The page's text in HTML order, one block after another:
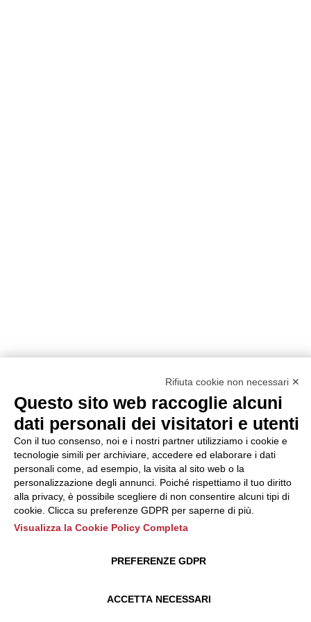
Rifiuta cookie non necessari ✕
Questo sito web raccoglie alcuni
dati personali dei visitatori e utenti
Con il tuo consenso, noi e i nostri partner utilizziamo i cookie e
tecnologie simili per archiviare, accedere ed elaborare i dati
personali come, ad esempio, la visita al sito web o la
personalizzazione degli annunci. Poiché rispettiamo il tuo diritto
alla privacy, è possibile scegliere di non consentire alcuni tipi di
cookie. Clicca su preferenze GDPR per saperne di più.
Visualizza la Cookie Policy Completa
ACCETTA NECESSARI
PREFERENZE GDPR